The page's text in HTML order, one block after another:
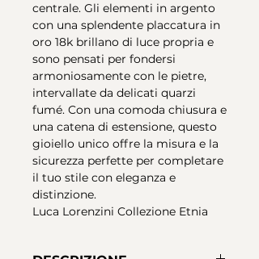
centrale. Gli elementi in argento
con una splendente placcatura in
oro 18k brillano di luce propria e
sono pensati per fondersi
armoniosamente con le pietre,
intervallate da delicati quarzi
fumé. Con una comoda chiusura e
una catena di estensione, questo
gioiello unico offre la misura e la
sicurezza perfette per completare
il tuo stile con eleganza e
distinzione.
Luca Lorenzini Collezione Etnia